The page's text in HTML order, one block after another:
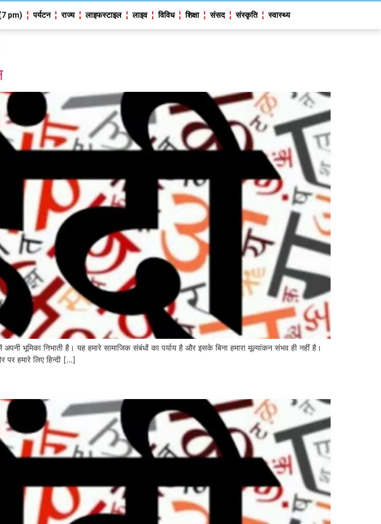
(7 pm) पर्यटन राज्य लाइफस्टाइल लाइव विविध शिक्षा संसद संस्कृति स्वास्थ्य
भूमिका निभाती है। यह हमारे सामाजिक संबंधों का पर्याय है और इसके बिना हमारा मूल्यांकन संभव ही नहीं है।
हमारे लिए हिन्दी […]